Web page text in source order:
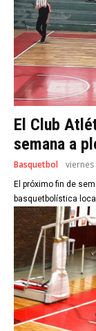
El Club
semana a
Basquetbol
El próximo fin de
basquetbolística